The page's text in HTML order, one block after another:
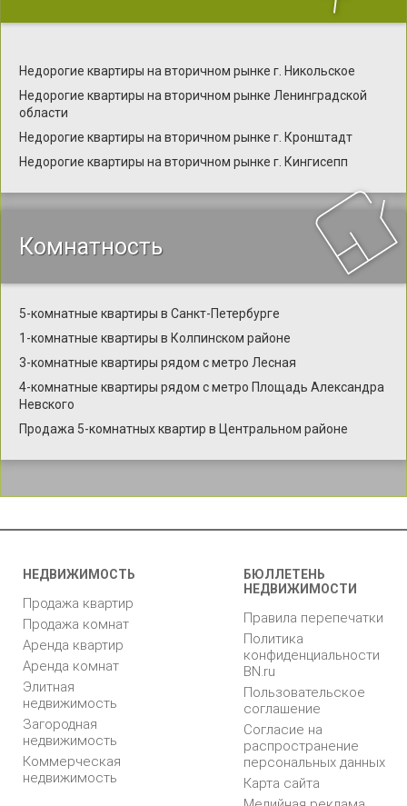
Недорогие квартиры на вторичном рынке г. Никольское
Недорогие квартиры на вторичном рынке Ленинградской
области
Недорогие квартиры на вторичном рынке г. Кронштадт
Недорогие квартиры на вторичном рынке г. Кингисепп
Комнатность
5-комнатные квартиры в Санкт-Петербурге
1-комнатные квартиры в Колпинском районе
3-комнатные квартиры рядом с метро Лесная
4-комнатные квартиры рядом с метро Площадь Александра
Невского
Продажа 5-комнатных квартир в Центральном районе
НЕДВИЖИМОСТЬ
Продажа квартир
Продажа комнат
Аренда квартир
Аренда комнат
Элитная
недвижимость
Загородная
недвижимость
Коммерческая
недвижимость
БЮЛЛЕТЕНЬ
НЕДВИЖИМОСТИ
Правила перепечатки
Политика
конфиденциальности
BN.ru
Пользовательское
соглашение
Согласие на
распространение
персональных данных
Карта сайта